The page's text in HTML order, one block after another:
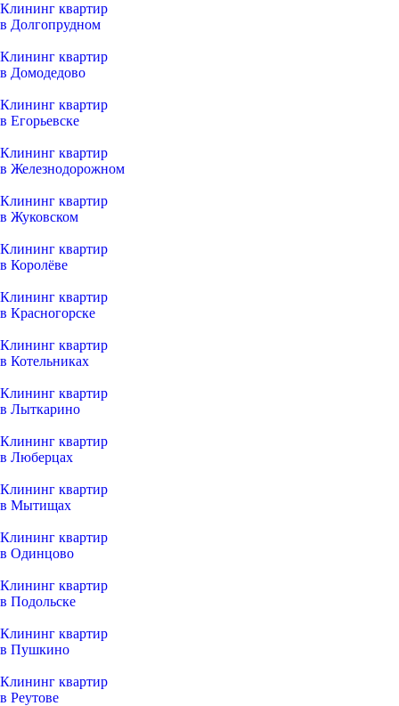
Клининг квартир
в Долгопрудном
Клининг квартир
в Домодедово
Клининг квартир
в Егорьевске
Клининг квартир
в Железнодорожном
Клининг квартир
в Жуковском
Клининг квартир
в Королёве
Клининг квартир
в Красногорске
Клининг квартир
в Котельниках
Клининг квартир
в Лыткарино
Клининг квартир
в Люберцах
Клининг квартир
в Мытищах
Клининг квартир
в Одинцово
Клининг квартир
в Подольске
Клининг квартир
в Пушкино
Клининг квартир
в Реутове